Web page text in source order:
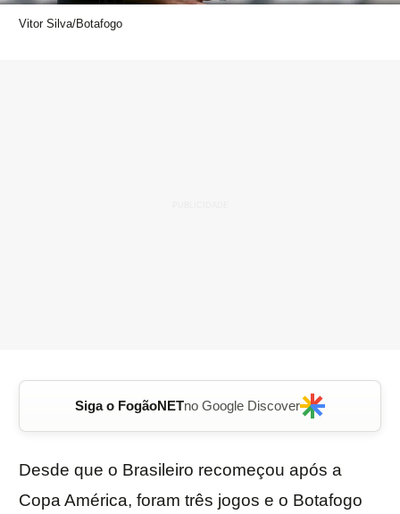
Vitor Silva/Botafogo
Siga o FogãoNETno Google Discover
Desde que o Brasileiro recomeçou após a
Copa América, foram três jogos e o Botafogo